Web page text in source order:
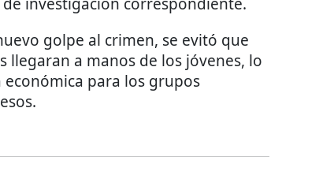
investigación correspondiente.
golpe al crimen, se evitó que
llegaran a manos de los jóvenes, lo
para los grupos